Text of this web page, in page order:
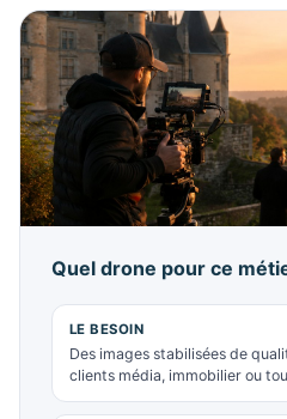
Quel drone pour ce
LE BESOIN
Des images stabilisées de
clients média, immobilier ou